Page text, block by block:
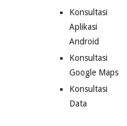
Konsultasi
Aplikasi
Android
Konsultasi
Google Maps
Konsultasi
Data